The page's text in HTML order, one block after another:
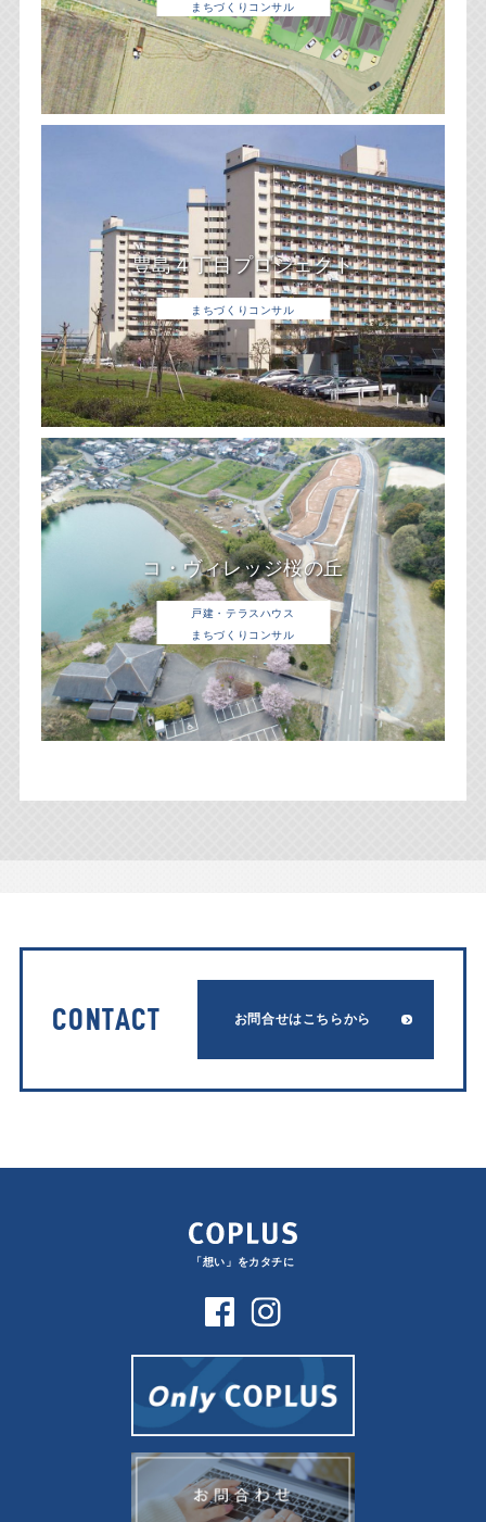
まちづくりコンサル
豊島４丁目プロジェクト
まちづくりコンサル
コ・ヴィレッジ桜の丘
戸建・テラスハウス
まちづくりコンサル
CONTACT お問合せはこちらから
「想い」をカタチに